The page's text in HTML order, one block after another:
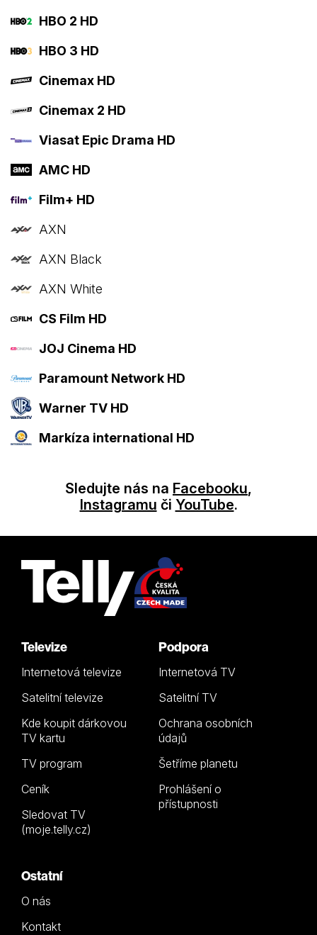
HBO 2 HD
HBO 3 HD
Cinemax HD
Cinemax 2 HD
Viasat Epic Drama HD
AMC HD
Film+ HD
AXN
AXN Black
AXN White
CS Film HD
JOJ Cinema HD
Paramount Network HD
Warner TV HD
Markíza international HD
Sledujte nás na Facebooku,
Instagramu či YouTube.
Televize
Internetová televize
Satelitní televize
Kde koupit dárkovou
TV kartu
TV program
Ceník
Sledovat TV
(moje.telly.cz)
Podpora
Internetová TV
Satelitní TV
Ochrana osobních
údajů
Šetříme planetu
Prohlášení o
přístupnosti
Ostatní
O nás
Kontakt